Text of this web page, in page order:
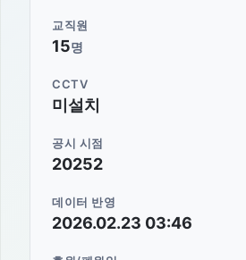
교직원
15명
CCTV
미설치
공시 시점
20252
데이터 반영
2026.02.23 03:46